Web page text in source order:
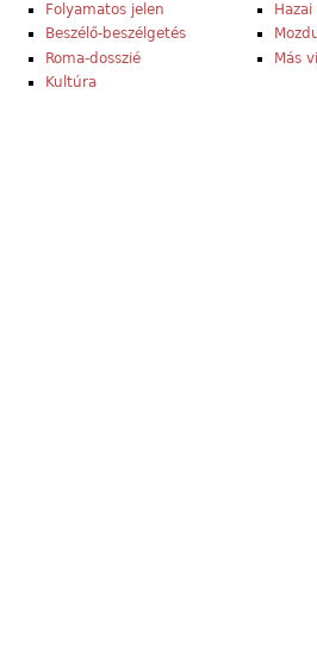
Folyamatos jelen
Beszélő-beszélgetés
Roma-dosszié
Kultúra
Más